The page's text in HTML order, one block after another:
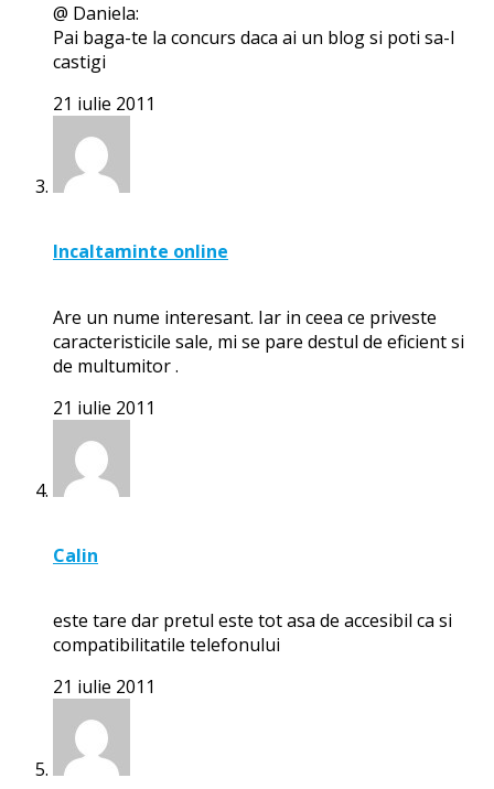
@ Daniela:
Pai baga-te la concurs daca ai un blog si poti sa-l
castigi
21 iulie 2011
Incaltaminte online
Are un nume interesant. Iar in ceea ce priveste
caracteristicile sale, mi se pare destul de eficient si
de multumitor .
21 iulie 2011
Calin
este tare dar pretul este tot asa de accesibil ca si
compatibilitatile telefonului
21 iulie 2011